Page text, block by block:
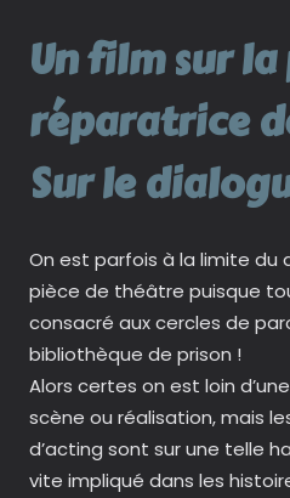
Un film sur la
réparatrice
Sur le
On est parfois à la limite du
pièce de théâtre puisque
consacré aux cercles de
bibliothèque de prison !
Alors certes on est loin
scène ou réalisation, mais
d’acting sont sur une telle
vite impliqué dans les